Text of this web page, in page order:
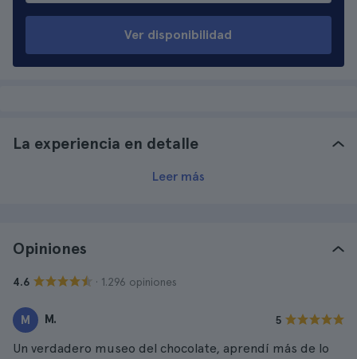
Ver disponibilidad
La experiencia en detalle
Leer más
Opiniones
4.6 · 1.296 opiniones
M M. 5
Un verdadero museo del chocolate, aprendí más de lo